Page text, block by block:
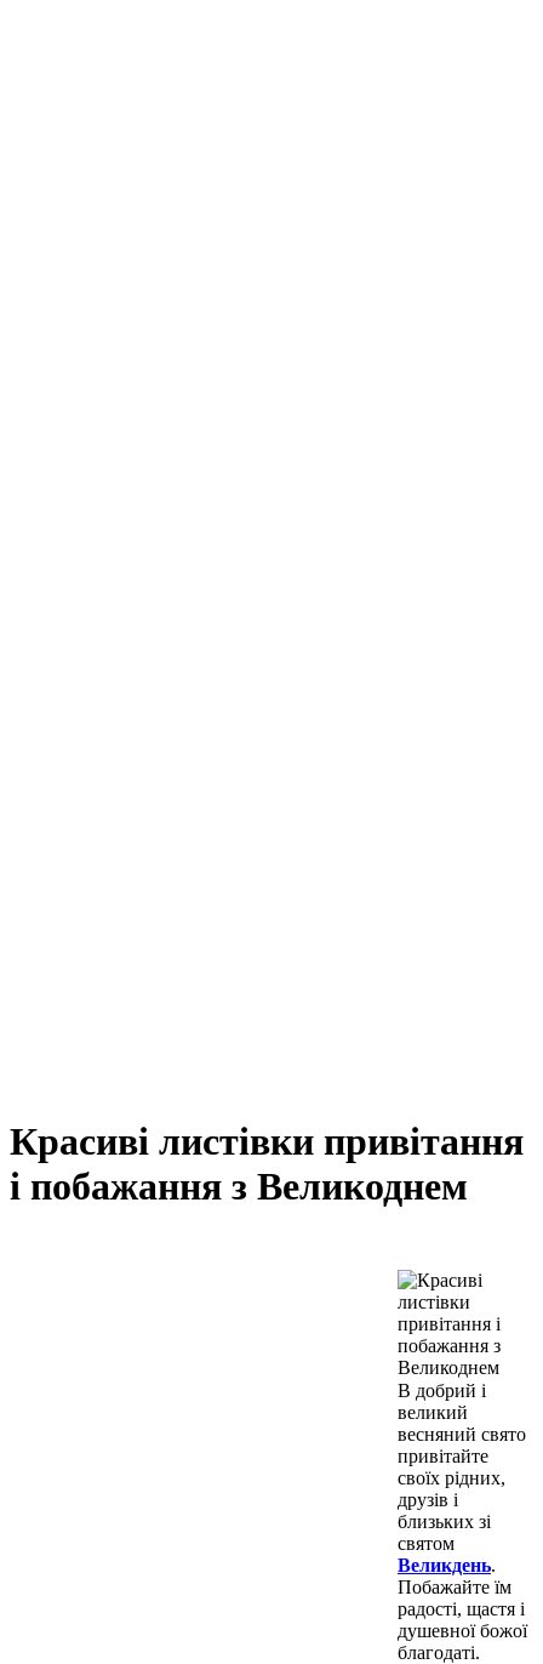
Красиві листівки привітання
і побажання з Великоднем
В добрий і
великий
весняний свято
привітайте
своїх рідних,
друзів і
близьких зі
святом
Великдень.
Побажайте їм
радості, щастя і
душевної божої
благодаті.